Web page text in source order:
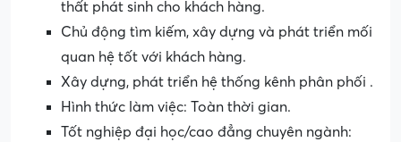
thất phát sinh cho khách hàng.
Chủ động tìm kiếm, xây dựng và phát triển mối
quan hệ tốt với khách hàng.
Xây dựng, phát triển hệ thống kênh phân phối .
Hình thức làm việc: Toàn thời gian.
Tốt nghiệp đại học/cao đẳng chuyên ngành: